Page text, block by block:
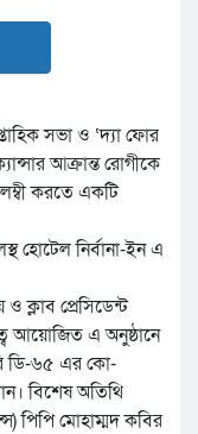
সভা ও ‘দ্যা ফোর
আক্রান্ত রোগীকে
করতে একটি
হোটেল নির্বানা-ইন এ
ক্লাব প্রেসিডেন্ট
আয়োজিত এ অনুষ্ঠানে
ডি-৬৫ এর কো-
বিশেষ অতিথি
পিপি মোহাম্মদ কবির